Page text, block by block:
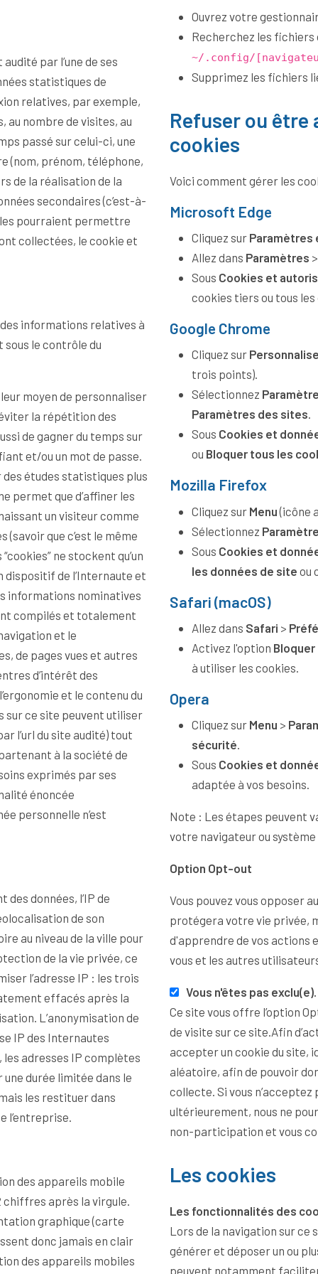
par l’une de ses
statistiques de
relatives, par exemple,
passé sur celui-ci, une
(nom, prénom, téléphone,
secondaires (c’est-à-
pourraient permettre
informations relatives à
le contrôle du
moyen de personnaliser
la répétition des
de gagner du temps sur
des études statistiques plus
permet que d’affiner les
que c’est le même
ne stockent qu’un
informations nominatives
compilés et totalement
de pages vues et autres
d’intérêt des
sur ce site peuvent utiliser
l’url du site audité) tout
exprimés par ses
énoncée
personnelle n’est
données, l’IP de
de son
au niveau de la ville pour
l’adresse IP : les trois
effacés après la
IP des Internautes
adresses IP complètes
les restituer dans
l’entreprise.
des appareils mobile
chiffres après la virgule.
graphique (carte
des appareils mobiles
Ouvrez votre
Recherchez les
~/.config/
Supprimez les fichiers
Refuser ou
cookies
Voici comment gérer les
Microsoft Edge
Cliquez sur Paramètres
Allez dans Paramètres
Sous Cookies et
cookies tiers ou tous
Google Chrome
Cliquez sur
trois points).
Sélectionnez
Paramètres des sites.
Sous Cookies et
ou Bloquer tous les
Mozilla Firefox
Cliquez sur Menu(icône
Sélectionnez
Sous Cookies et
les données de site ou
Safari (macOS)
Allez dans Safari >
Activez l'option
à utiliser les cookies.
Opera
Cliquez sur Menu >
sécurité.
Sous Cookies et
adaptée à vos besoins.
Note : Les étapes peuvent
votre navigateur ou
Option Opt-out
Vous pouvez vous opposer
protégera votre vie privée,
d'apprendre de vos actions
vous et les autres
Vous n'êtes pas
Ce site vous offre l’option
de visite sur ce site.Afin
accepter un cookie du site,
aléatoire, afin de pouvoir donner suite à votre demande de blocage de
collecte. Si vous n’acceptez
ultérieurement, nous ne
Les cookies
Les fonctionnalités des
Lors de la navigation sur
générer et déposer un ou
peuvent notamment